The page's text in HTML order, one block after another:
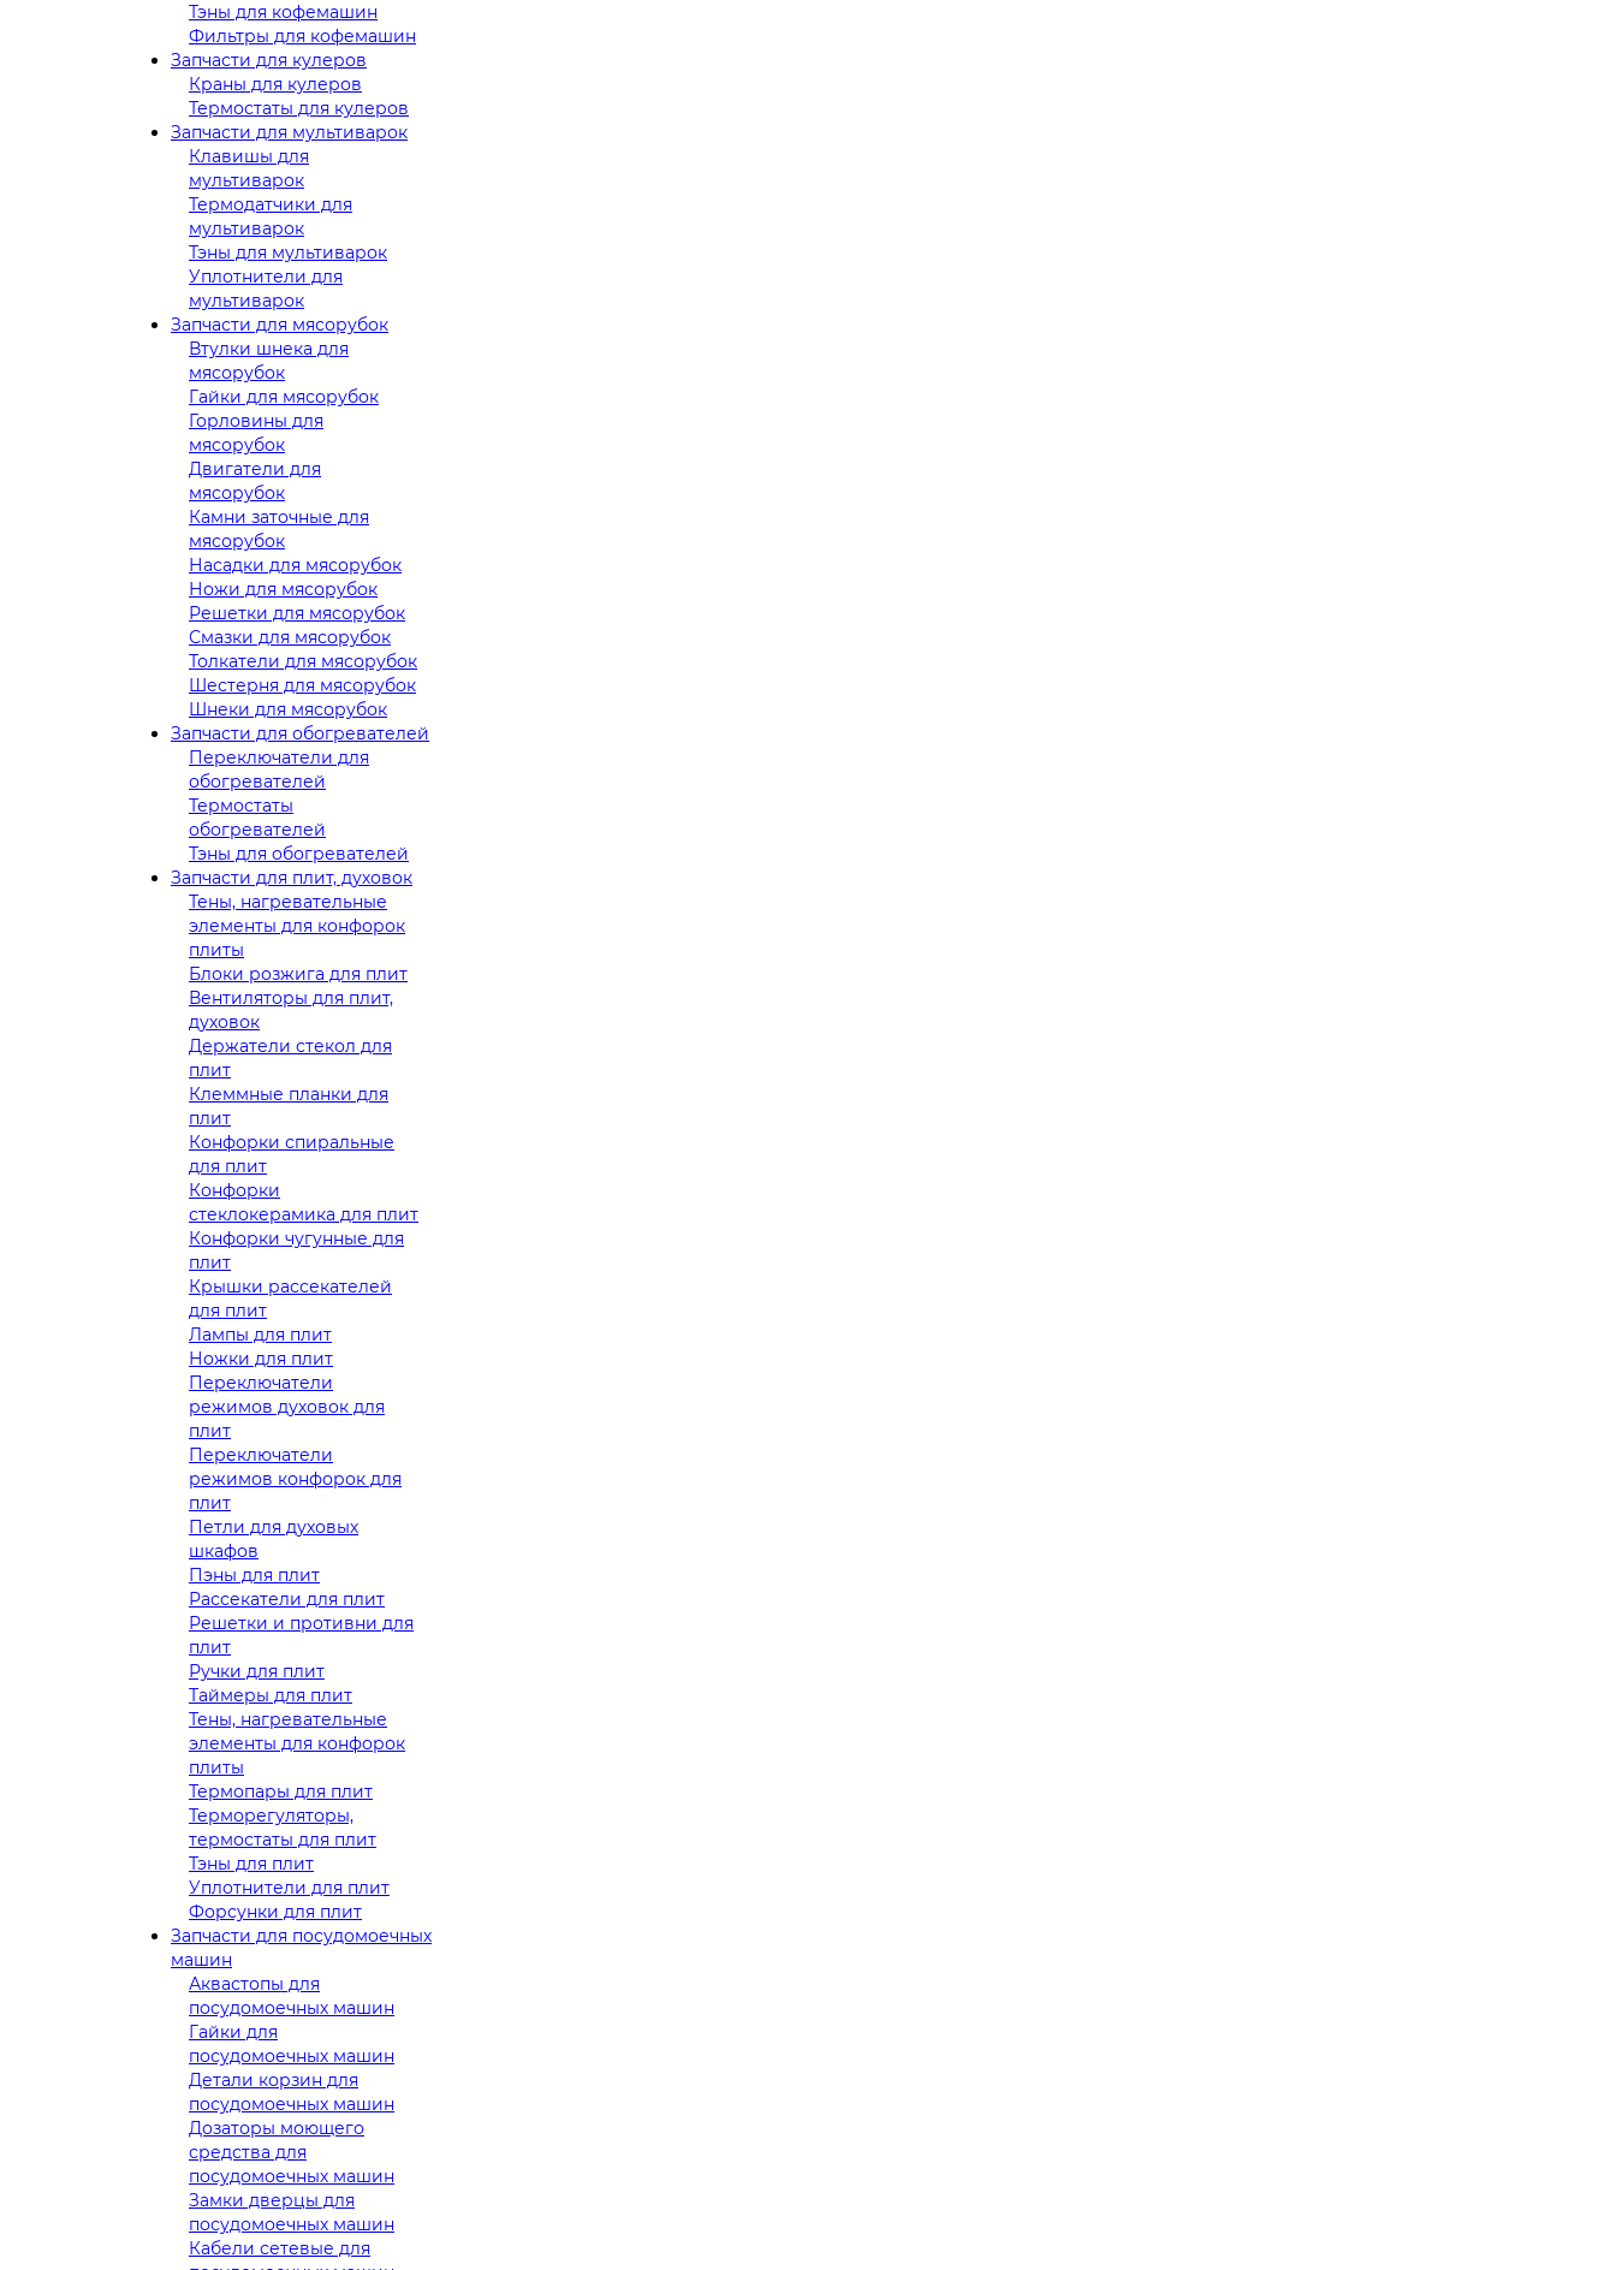
Тэны для кофемашин
Фильтры для кофемашин
Запчасти для кулеров
Краны для кулеров
Термостаты для кулеров
Запчасти для мультиварок
Клавишы для
мультиварок
Термодатчики для
мультиварок
Тэны для мультиварок
Уплотнители для
мультиварок
Запчасти для мясорубок
Втулки шнека для
мясорубок
Гайки для мясорубок
Горловины для
мясорубок
Двигатели для
мясорубок
Камни заточные для
мясорубок
Насадки для мясорубок
Ножи для мясорубок
Решетки для мясорубок
Смазки для мясорубок
Толкатели для мясорубок
Шестерня для мясорубок
Шнеки для мясорубок
Запчасти для обогревателей
Переключатели для
обогревателей
Термостаты
обогревателей
Тэны для обогревателей
Запчасти для плит, духовок
Тены, нагревательные
элементы для конфорок
плиты
Блоки розжига для плит
Вентиляторы для плит,
духовок
Держатели стекол для
плит
Клеммные планки для
плит
Конфорки спиральные
для плит
Конфорки
стеклокерамика для плит
Конфорки чугунные для
плит
Крышки рассекателей
для плит
Лампы для плит
Ножки для плит
Переключатели
режимов духовок для
плит
Переключатели
режимов конфорок для
плит
Петли для духовых
шкафов
Пэны для плит
Рассекатели для плит
Решетки и противни для
плит
Ручки для плит
Таймеры для плит
Тены, нагревательные
элементы для конфорок
плиты
Термопары для плит
Терморегуляторы,
термостаты для плит
Тэны для плит
Уплотнители для плит
Форсунки для плит
Запчасти для посудомоечных
машин
Аквастопы для
посудомоечных машин
Гайки для
посудомоечных машин
Детали корзин для
посудомоечных машин
Дозаторы моющего
средства для
посудомоечных машин
Замки дверцы для
посудомоечных машин
Кабели сетевые для